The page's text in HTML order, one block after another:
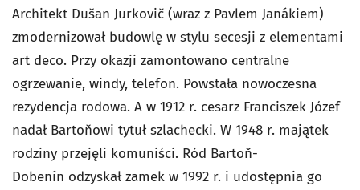
Architekt Dušan Jurkovič (wraz z Pavlem Janákiem)
zmodernizował budowlę w stylu secesji z elementami
art deco. Przy okazji zamontowano centralne
ogrzewanie, windy, telefon. Powstała nowoczesna
rezydencja rodowa. A w 1912 r. cesarz Franciszek Józef
nadał Bartoňowi tytuł szlachecki. W 1948 r. majątek
rodziny przejęli komuniści. Ród Bartoň-
Dobenín odzyskał zamek w 1992 r. i udostępnia go